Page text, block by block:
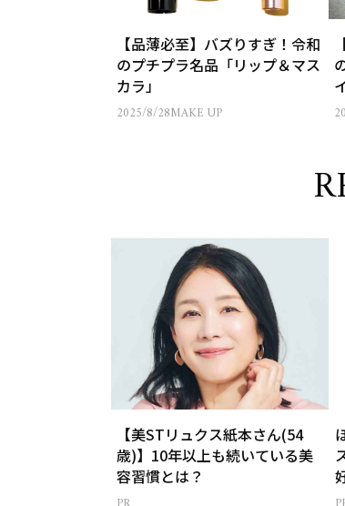
【品薄必至】バズりすぎ！令和
のプチプラ名品「リップ＆マス
カラ」
2025/8/28MAKE UP
【美STリュクス紙本さん(54
歳)】10年以上も続いている美
容習慣とは？